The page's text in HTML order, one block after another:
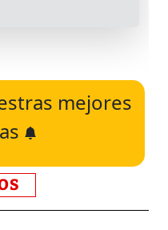
mejores